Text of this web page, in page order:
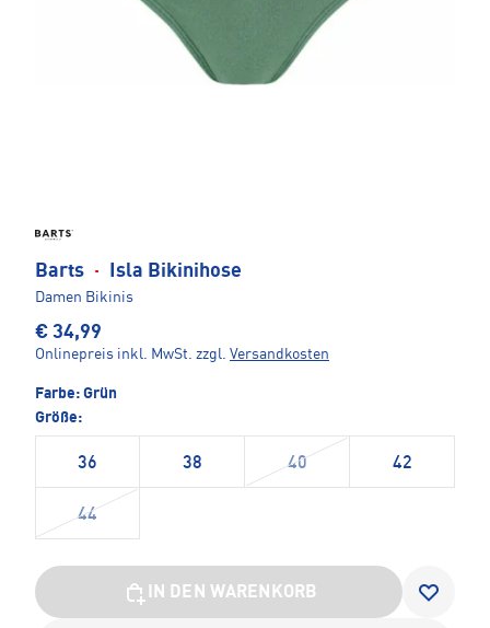
Barts · Isla Bikinihose
Damen Bikinis
€ 34,99
Onlinepreis inkl. MwSt. zzgl. Versandkosten
Farbe: Grün
Größe:
36 38 40 42
44
IN DEN WARENKORB